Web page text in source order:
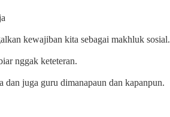
kewajiban kita sebagai makhluk sosial.
nggak keteteran.
dan juga guru dimanapaun dan kapanpun.